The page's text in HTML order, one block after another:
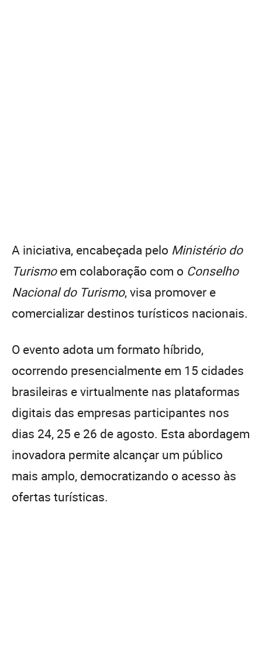
A iniciativa, encabeçada pelo Ministério do
Turismoem colaboração com o Conselho
Nacional do Turismo, visa promover e
comercializar destinos turísticos nacionais.
O evento adota um formato híbrido,
ocorrendo presencialmente em 15 cidades
brasileiras e virtualmente nas plataformas
digitais das empresas participantes nos
dias 24, 25 e 26 de agosto. Esta abordagem
inovadora permite alcançar um público
mais amplo, democratizando o acesso às
ofertas turísticas.